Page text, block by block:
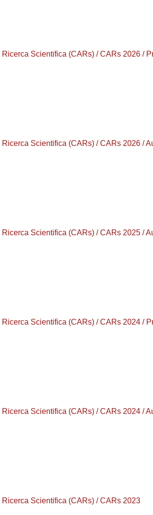
Scientifica (CARs) / CARs 2026 /
Scientifica (CARs) / CARs 2026 /
Scientifica (CARs) / CARs 2025 /
Scientifica (CARs) / CARs 2024 /
Scientifica (CARs) / CARs 2024 /
Scientifica (CARs) / CARs 2023